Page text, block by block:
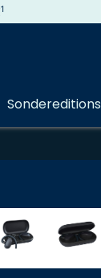
springen
1
Sondereditions